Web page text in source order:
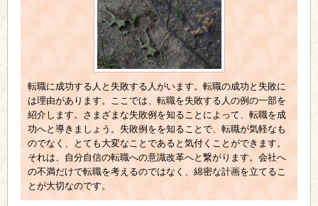
転職に成功する人と失敗する人がいます。転職の成功と失敗に
は理由があります。ここでは、転職を失敗する人の例の一部を
紹介します。さまざまな失敗例を知ることによって、転職を成
功へと導きましょう。失敗例をを知ることで、転職が気軽なも
のでなく、とても大変なことであると気付くことができます。
それは、自分自信の転職への意識改革へと繋がります。会社へ
の不満だけで転職を考えるのではなく、綿密な計画を立てるこ
とが大切なのです。